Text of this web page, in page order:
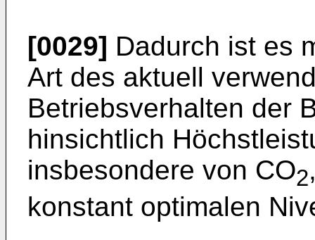
[0029] Dadurch ist es
Art des aktuell
Betriebsverhalten der
hinsichtlich
insbesondere von CO2
konstant optimalen